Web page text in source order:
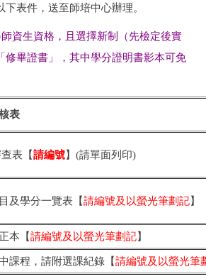
表件，送至師培中心辦理。
資生資格，且選擇新制（先檢定後實
修畢證書」，其中學分證明書影本可免
表
表【請編號】(請單面列印)
及學分一覽表【請編號及以螢光筆劃記】
本【請編號及以螢光筆劃記】
課程，請附選課紀錄【請編號及以螢光筆